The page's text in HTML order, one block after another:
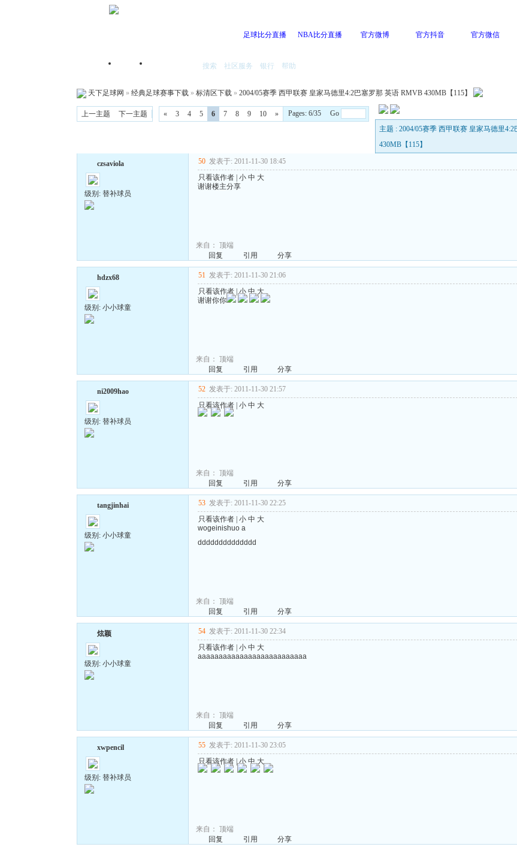
足球比分直播 NBA比分直播 官方微博 官方抖音 官方微信
首页 搜索 社区服务 银行 帮助
天下足球网 » 经典足球赛事下载 » 标清区下载 » 2004/05赛季 西甲联赛 皇家马德里4:2巴塞罗那 英语 RMVB 430MB【115】
上一主题 下一主题 « 3 4 5 6 7 8 9 10 »
Pages: 6/35 Go
主题 : 2004/05赛季 西甲联赛 皇家马德里
430MB【115】
czsaviola
级别: 替补球员
50 发表于: 2011-11-30 18:45
只看该作者| 小 中 大
谢谢楼主分享
来自： 顶端
回复
引用 分享
hdzx68
级别: 小小球童
51 发表于: 2011-11-30 21:06
只看该作者|小 中 大
谢谢你你
来自： 顶端
回复
引用 分享
ni2009hao
级别: 替补球员
52 发表于: 2011-11-30 21:57
只看该作者| 小 中 大
来自： 顶端
回复
引用 分享
tangjinhai
级别: 小小球童
53 发表于: 2011-11-30 22:25
只看该作者| 小 中 大
wogeinishuo a
dddddddddddddd
来自： 顶端
回复
引用 分享
炫颖
级别: 小小球童
54 发表于: 2011-11-30 22:34
只看该作者| 小 中 大
aaaaaaaaaaaaaaaaaaaaaaaaaa
来自： 顶端
回复
引用 分享
xwpencil
级别: 替补球员
55 发表于: 2011-11-30 23:05
只看该作者|小 中 大
来自： 顶端
回复
引用 分享